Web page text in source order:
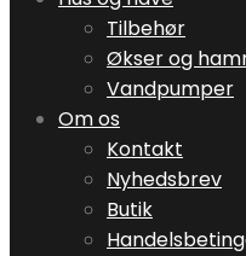
Tilbehør
Økser og
Vandpumper
Om os
Kontakt
Nyhedsbrev
Butik